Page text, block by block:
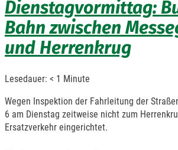
Dienstagvormittag:
Bahn zwischen
und Herrenkrug
Lesedauer: < 1 Minute
Wegen Inspektion der Fahrleitung der
6 am Dienstag zeitweise nicht zum
Ersatzverkehr eingerichtet.